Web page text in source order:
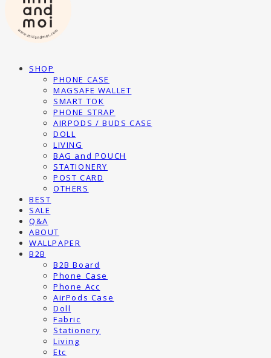
SHOP
PHONE CASE
MAGSAFE WALLET
SMART TOK
PHONE STRAP
AIRPODS / BUDS CASE
DOLL
LIVING
BAG and POUCH
STATIONERY
POST CARD
OTHERS
BEST
SALE
Q&A
ABOUT
WALLPAPER
B2B
B2B Board
Phone Case
Phone Acc
AirPods Case
Doll
Fabric
Stationery
Living
Etc